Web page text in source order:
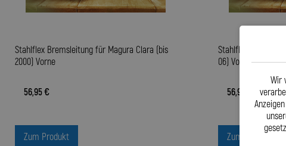
Stahlflex Bremsleitung für Magura Clara (bis
2000) Vorne
56,95 €
Zum Produkt
Stahlflex
06) Vorne
56,95 €
Zum Produkt
Wir